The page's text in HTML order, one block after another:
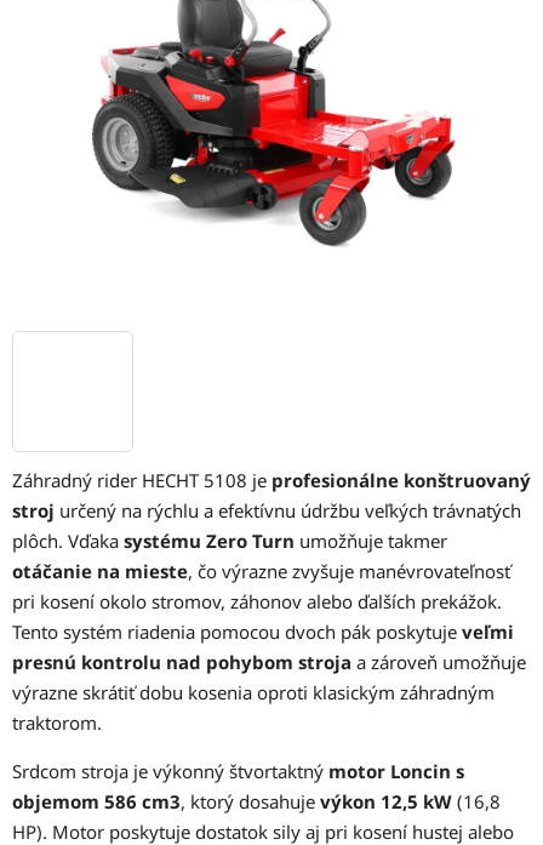
Záhradný rider HECHT 5108 je profesionálne konštruovaný
stroj určený na rýchlu a efektívnu údržbu veľkých trávnatých
plôch. Vďaka systému Zero Turn umožňuje takmer
otáčanie na mieste, čo výrazne zvyšuje manévrovateľnosť
pri kosení okolo stromov, záhonov alebo ďalších prekážok.
Tento systém riadenia pomocou dvoch pák poskytuje veľmi
presnú kontrolu nad pohybom stroja a zároveň umožňuje
výrazne skrátiť dobu kosenia oproti klasickým záhradným
traktorom.
Srdcom stroja je výkonný štvortaktný motor Loncin s
objemom 586 cm3, ktorý dosahuje výkon 12,5 kW (16,8
HP). Motor poskytuje dostatok sily aj pri kosení hustej alebo